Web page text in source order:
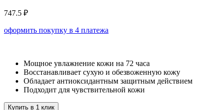
747.5 ₽
оформить покупку в 4 платежа
Мощное увлажнение кожи на 72 часа
Восстанавливает сухую и обезвоженную кожу
Обладает антиоксидантным защитным действием
Подходит для чувствительной кожи
Купить в 1 клик